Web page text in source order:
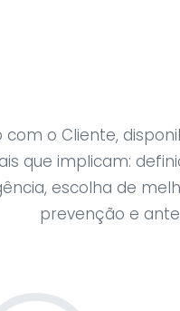
com o Cliente,
que implicam:
escolha de
prevenção e